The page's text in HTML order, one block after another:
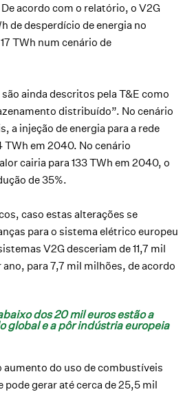
acordo com o relatório, o V2G
de desperdício de energia no
TWh num cenário de
ainda descritos pela T&E como
distribuído”. No cenário
a injeção de energia para a rede
TWh em 2040. No cenário
cairia para 133 TWh em 2040, o
de 35%.
caso estas alterações se
para o sistema elétrico europeu
V2G desceriam de 11,7 mil
para 7,7 mil milhões, de acordo
dos 20 mil euros estão a
global e a pôr indústria europeia
do uso de combustíveis
gerar até cerca de 25,5 mil